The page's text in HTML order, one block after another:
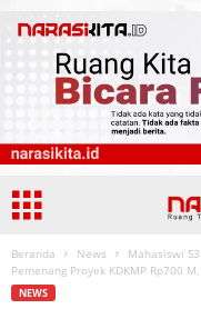
Beranda News
Mahasiswi
Pemenang Proyek KDKMP Rp700
NEWS